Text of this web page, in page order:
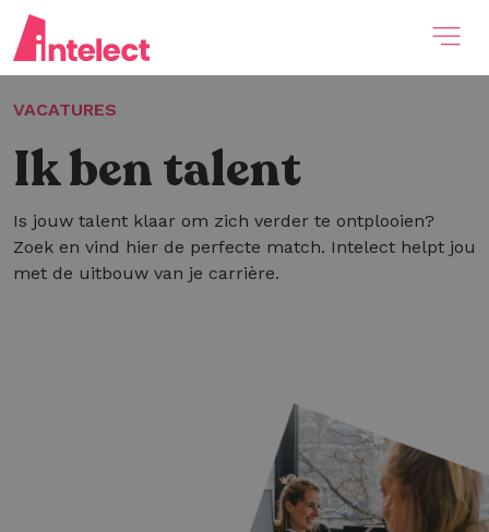
VACATURES
Ik ben talent
Is jouw talent klaar om zich verder te ontplooien?
Zoek en vind hier de perfecte match. Intelect helpt jou
met de uitbouw van je carrière.